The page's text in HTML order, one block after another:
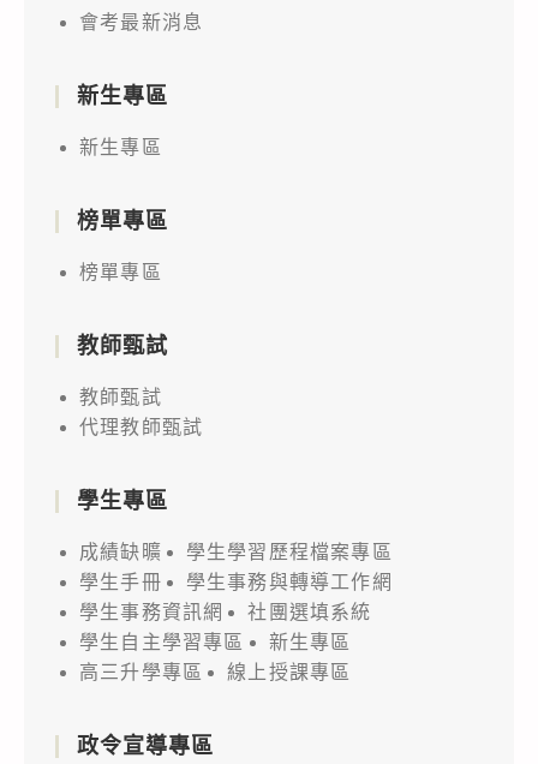
會考最新消息
新生專區
新生專區
榜單專區
榜單專區
教師甄試
教師甄試
代理教師甄試
學生專區
成績缺曠
學生學習歷程檔案專區
學生手冊
學生事務與轉導工作網
學生事務資訊網
社團選填系統
學生自主學習專區
新生專區
高三升學專區
線上授課專區
政令宣導專區